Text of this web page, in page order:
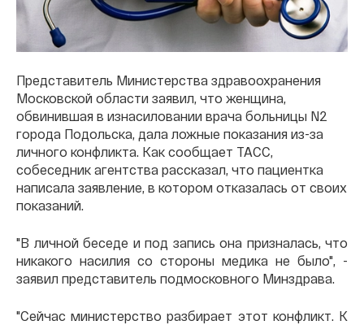
Представитель Министерства здравоохранения
Московской области заявил, что женщина,
обвинившая в изнасиловании врача больницы N2
города Подольска, дала ложные показания из-за
личного конфликта. Как сообщает ТАСС,
собеседник агентства рассказал, что пациентка
написала заявление, в котором отказалась от своих
показаний.
"В личной беседе и под запись она призналась, что
никакого насилия со стороны медика не было", -
заявил представитель подмосковного Минздрава.
"Сейчас министерство разбирает этот конфликт. К